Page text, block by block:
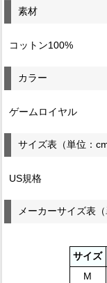
素材
コットン100%
カラー
ゲームロイヤル
サイズ表（単位：cm
US規格
メーカーサイズ表（
サイズ
M